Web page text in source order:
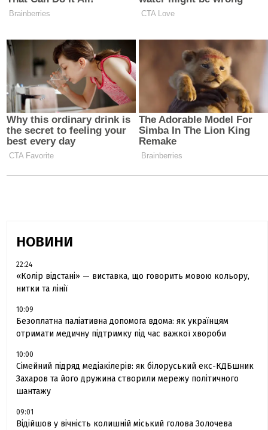
НОВИНИ
22:24
«Колір відстані» — виставка, що говорить мовою кольору,
нитки та лінії
10:09
Безоплатна паліативна допомога вдома: як українцям
отримати медичну підтримку під час важкої хвороби
10:00
Сімейний підряд медіакілерів: як білоруський екс-КДБшник
Захаров та його дружина створили мережу політичного
шантажу
09:01
Відійшов у вічність колишній міський голова Золочева